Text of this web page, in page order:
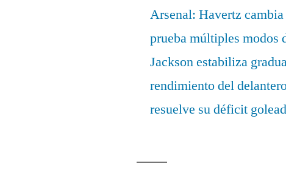
Arsenal: Havertz
prueba múltiples modos
Jackson estabiliza
rendimiento del
resuelve su déficit